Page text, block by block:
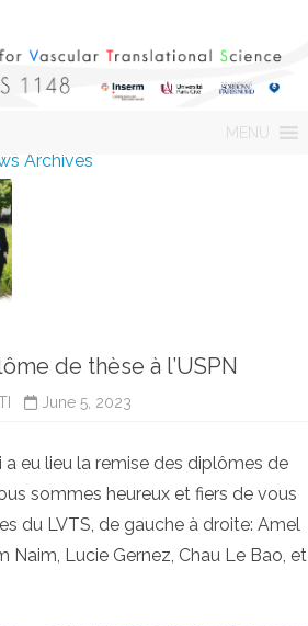
content
MENU
Archives
de thèse à l’USPN
June 5, 2023
a eu lieu la remise des diplômes de
sommes heureux et fiers de vous
du LVTS, de gauche à droite: Amel
Naim, Lucie Gernez, Chau Le Bao, et